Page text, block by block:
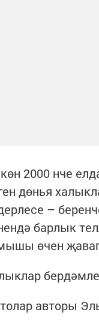
2000 нче
дөнья
–
барлык
өчен
авторы